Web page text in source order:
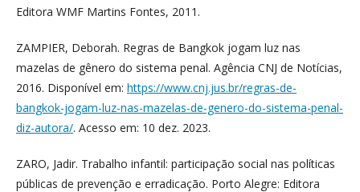
Editora WMF Martins Fontes, 2011.
ZAMPIER, Deborah. Regras de Bangkok jogam luz nas
mazelas de gênero do sistema penal. Agência CNJ de Notícias,
2016. Disponível em: https://www.cnj.jus.br/regras-de-
bangkok-jogam-luz-nas-mazelas-de-genero-do-sistema-penal-
diz-autora/. Acesso em: 10 dez. 2023.
ZARO, Jadir. Trabalho infantil: participação social nas políticas
públicas de prevenção e erradicação. Porto Alegre: Editora